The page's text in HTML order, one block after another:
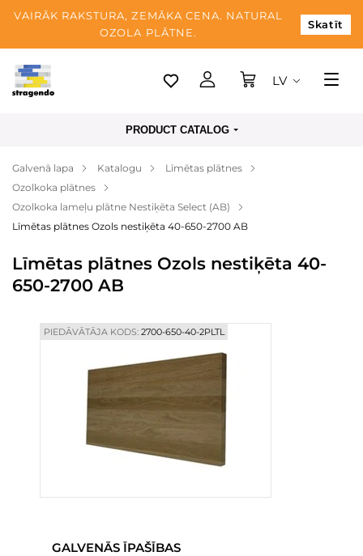
VAIRĀK RAKSTURA, ZEMĀKA CENA. NATURAL
OZOLA PLĀTNE.
Skatīt
Tallina
Apmaksa
Par mums
Blogs
Kontaktinformācija
LV
PRODUCT CATALOG
Galvenā lapa Katalogu
Līmētas plātnes
Ozolkoka plātnes
Ozolkoka lameļu plātne Nestiķēta Select (AB)
Līmētas plātnes Ozols nestiķēta 40-650-2700 AB
Līmētas plātnes Ozols nestiķēta 40-
650-2700 AB
PIEDĀVĀTĀJA KODS:2700-650-40-2PLTL
GALVENĀS ĪPAŠĪBAS